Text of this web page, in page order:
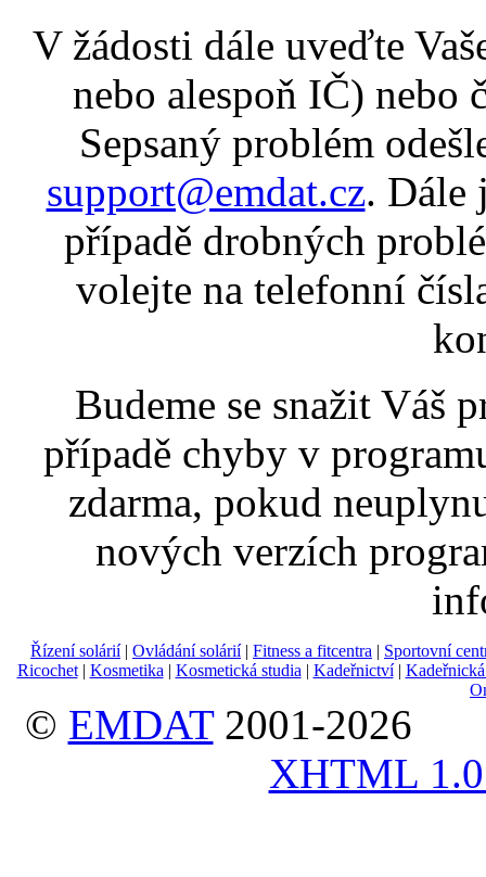
V žádosti dále uveďte
nebo alespoň IČ)
Sepsaný problém
support@emdat.cz. Dále
případě drobných
volejte na telefonní
Budeme se snažit Váš
případě chyby v
zdarma, pokud
nových verzích
Řízení solárií| Ovládání solárií| Fitness a fitcentra | Sportovní
Ricochet| Kosmetika | Kosmetická studia | Kadeřnictví|
© EMDAT2001-2026
XHTML